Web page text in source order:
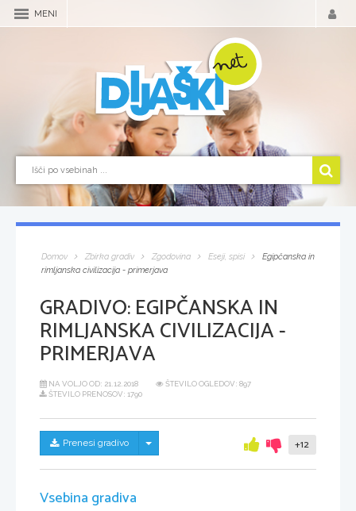
MENI
Domov Zbirka gradiv Zgodovina Eseji, spisi
Egipčanska in
rimljanska civilizacija - primerjava
GRADIVO:EGIPČANSKA IN
RIMLJANSKA CIVILIZACIJA -
PRIMERJAVA
NA VOLJO OD: 21.12.2018
ŠTEVILO OGLEDOV: 897
ŠTEVILO PRENOSOV: 1790
Prenesi gradivo Skrij/prikaži meni +12
Vsebina gradiva